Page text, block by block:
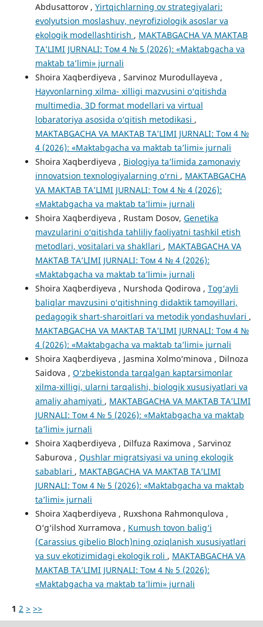
Abdusattorov , Yirtqichlarning ov strategiyalari:
evolyutsion moslashuv, neyrofiziologik asoslar va
ekologik modellashtirish , MAKTABGACHA VA MAKTAB
TA’LIMI JURNALI: Том 4 № 5 (2026): «Maktabgacha va
maktab ta’limi» jurnali
Shoira Xaqberdiyeva , Sarvinoz Murodullayeva ,
Hayvonlarning xilma- xilligi mazvusini o‘qitishda
multimedia, 3D format modellari va virtual
lobaratoriya asosida o‘qitish metodikasi ,
MAKTABGACHA VA MAKTAB TA’LIMI JURNALI: Том 4 №
4 (2026): «Maktabgacha va maktab ta’limi» jurnali
Shoira Xaqberdiyeva , Biologiya ta’limida zamonaviy
innovatsion texnologiyalarning o‘rni , MAKTABGACHA
VA MAKTAB TA’LIMI JURNALI: Том 4 № 4 (2026):
«Maktabgacha va maktab ta’limi» jurnali
Shoira Xaqberdiyeva , Rustam Dosov, Genetika
mavzularini o‘qitishda tahliliy faoliyatni tashkil etish
metodlari, vositalari va shakllari , MAKTABGACHA VA
MAKTAB TA’LIMI JURNALI: Том 4 № 4 (2026):
«Maktabgacha va maktab ta’limi» jurnali
Shoira Xaqberdiyeva , Nurshoda Qodirova , Tog‘ayli
baliqlar mavzusini o‘qitishning didaktik tamoyillari,
pedagogik shart-sharoitlari va metodik yondashuvlari ,
MAKTABGACHA VA MAKTAB TA’LIMI JURNALI: Том 4 №
4 (2026): «Maktabgacha va maktab ta’limi» jurnali
Shoira Xaqberdiyeva , Jasmina Xolmo‘minova , Dilnoza
Saidova , O‘zbekistonda tarqalgan kaptarsimonlar
xilma-xilligi, ularni tarqalishi, biologik xususiyatlari va
amaliy ahamiyati , MAKTABGACHA VA MAKTAB TA’LIMI
JURNALI: Том 4 № 5 (2026): «Maktabgacha va maktab
ta’limi» jurnali
Shoira Xaqberdiyeva , Dilfuza Raximova , Sarvinoz
Saburova , Qushlar migratsiyasi va uning ekologik
sabablari , MAKTABGACHA VA MAKTAB TA’LIMI
JURNALI: Том 4 № 5 (2026): «Maktabgacha va maktab
ta’limi» jurnali
Shoira Xaqberdiyeva , Ruxshona Rahmonqulova ,
O‘g‘ilshod Xurramova , Kumush tovon balig‘i
(Carassius gibelio Bloch)ning oziqlanish xususiyatlari
va suv ekotizimidagi ekologik roli , MAKTABGACHA VA
MAKTAB TA’LIMI JURNALI: Том 4 № 5 (2026):
«Maktabgacha va maktab ta’limi» jurnali
1 2 > >>